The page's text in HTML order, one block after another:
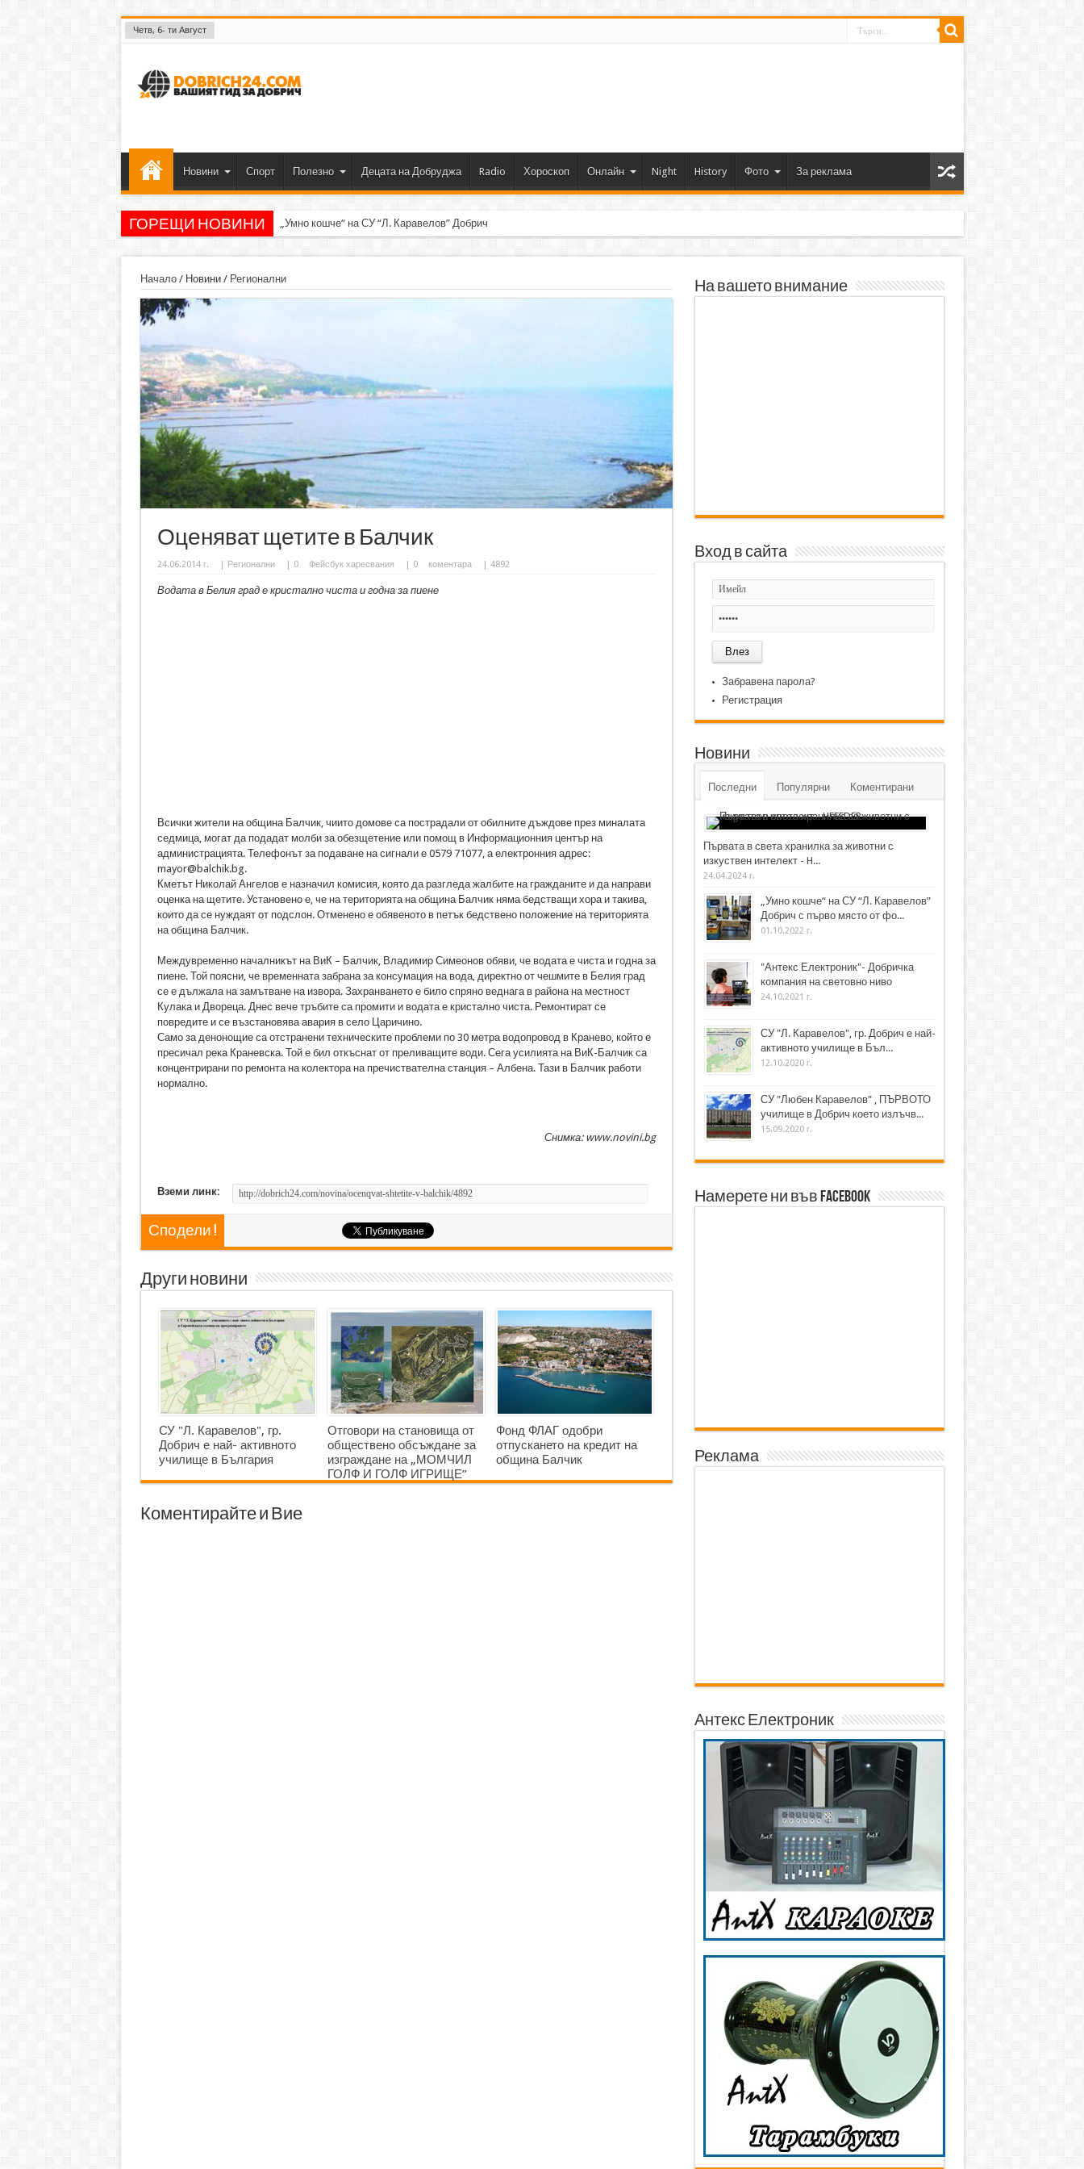
Четв, 6- ти Август
Новини Спорт Полезно Децата на Добруджа Radio Хороскоп Онлайн Night History Фото За реклама
ГОРЕЩИ НОВИНИ „Умно кошче“ на СУ “Л. Каравелов” Добрич с първо място от форум по робо
Начало/ Новини/ Регионални
Оценяват щетите в Балчик
24.06.2014 г. | Регионални | 0 Фейсбук харесвания | 0 коментара | 4892
Водата в Белия град е кристално чиста и годна за пиене
Всички жители на община Балчик, чиито домове са пострадали от обилните дъждове през миналата
седмица, могат да подадат молби за обезщетение или помощ в Информационния център на
администрацията. Телефонът за подаване на сигнали е 0579 71077, а електронния адрес:
mayor@balchik.bg.
Кметът Николай Ангелов е назначил комисия, която да разгледа жалбите на гражданите и да направи
оценка на щетите. Установено е, че на територията на община Балчик няма бедстващи хора и такива,
които да се нуждаят от подслон. Отменено е обявеното в петък бедствено положение на територията
на община Балчик.
Междувременно началникът на ВиК – Балчик, Владимир Симеонов обяви, че водата е чиста и годна за
пиене. Той поясни, че временната забрана за консумация на вода, директно от чешмите в Белия град
се е дължала на замътване на извора. Захранването е било спряно веднага в района на местност
Кулака и Двореца. Днес вече тръбите са промити и водата е кристално чиста. Ремонтират се
повредите и се възстановява авария в село Царичино.
Само за денонощие са отстранени техническите проблеми по 30 метра водопровод в Кранево, който е
пресичал река Краневска. Той е бил откъснат от преливащите води. Сега усилията на ВиК-Балчик са
концентрирани по ремонта на колектора на пречиствателна станция – Албена. Тази в Балчик работи
нормално.
Снимка: www.novini.bg
Вземи линк:
Сподели !
Други новини
СУ "Л. Каравелов", гр.
Добрич е най- активното
училище в България
Отговори на становища от
обществено обсъждане за
изграждане на „МОМЧИЛ
ГОЛФ И ГОЛФ ИГРИЩЕ”
Фонд ФЛАГ одобри
отпускането на кредит на
община Балчик
Коментирайте и Вие
На вашето внимание
Вход в сайта
Забравена парола?
Регистрация
Новини
Последни Популярни Коментирани
Първата в света хранилка за животни с
изкуствен интелект - H...
24.04.2024 г.
„Умно кошче“ на СУ “Л. Каравелов”
Добрич с първо място от фо...
01.10.2022 г.
"Антекс Електроник"- Добричка
компания на световно ниво
24.10.2021 г.
СУ "Л. Каравелов", гр. Добрич е най-
активното училище в Бъл...
12.10.2020 г.
СУ "Любен Каравелов" , ПЪРВОТО
училище в Добрич което излъчв...
15.09.2020 г.
Намерете ни във Facebook
Реклама
Антекс Електроник